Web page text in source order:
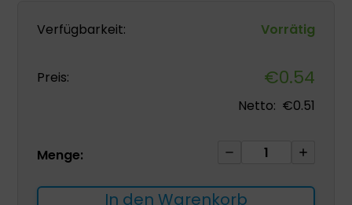
Verfügbarkeit: Vorrätig
Preis: €0.54
Netto: €0.51
Menge:
Anschluss
Schläuche,
In den Warenkorb